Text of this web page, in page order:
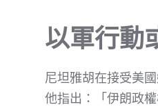
以軍行動
尼坦雅胡在接受美
他指出：「伊朗政